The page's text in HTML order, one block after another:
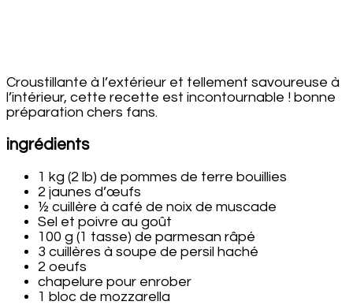
Croustillante à l’extérieur et tellement savoureuse à
l’intérieur, cette recette est incontournable ! bonne
préparation chers fans.
ingrédients
1 kg (2 lb) de pommes de terre bouillies
2 jaunes d’œufs
½ cuillère à café de noix de muscade
Sel et poivre au goût
100 g (1 tasse) de parmesan râpé
3 cuillères à soupe de persil haché
2 oeufs
chapelure pour enrober
1 bloc de mozzarella